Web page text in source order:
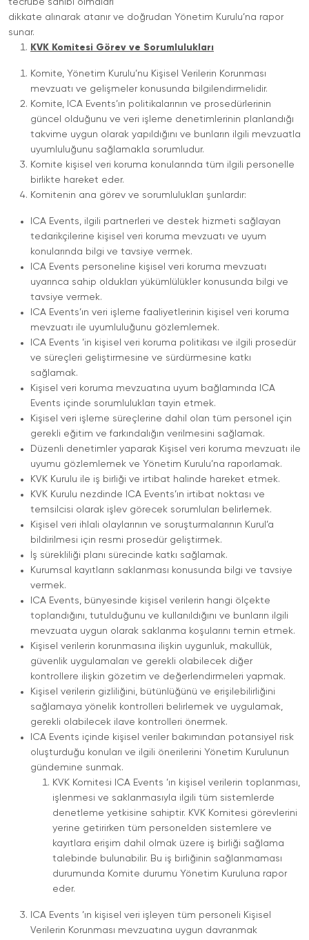
tecrübe sahibi olmaları
dikkate alınarak atanır ve doğrudan Yönetim Kurulu’na rapor
sunar.
KVK Komitesi Görev ve Sorumlulukları
Komite, Yönetim Kurulu’nu Kişisel Verilerin Korunması
mevzuatı ve gelişmeler konusunda bilgilendirmelidir.
Komite, ICA Events’ın politikalarının ve prosedürlerinin
güncel olduğunu ve veri işleme denetimlerinin planlandığı
takvime uygun olarak yapıldığını ve bunların ilgili mevzuatla
uyumluluğunu sağlamakla sorumludur.
Komite kişisel veri koruma konularında tüm ilgili personelle
birlikte hareket eder.
Komitenin ana görev ve sorumlulukları şunlardır:
ICA Events, ilgili partnerleri ve destek hizmeti sağlayan
tedarikçilerine kişisel veri koruma mevzuatı ve uyum
konularında bilgi ve tavsiye vermek.
ICA Events personeline kişisel veri koruma mevzuatı
uyarınca sahip oldukları yükümlülükler konusunda bilgi ve
tavsiye vermek.
ICA Events’ın veri işleme faaliyetlerinin kişisel veri koruma
mevzuatı ile uyumluluğunu gözlemlemek.
ICA Events ’in kişisel veri koruma politikası ve ilgili prosedür
ve süreçleri geliştirmesine ve sürdürmesine katkı
sağlamak.
Kişisel veri koruma mevzuatına uyum bağlamında ICA
Events içinde sorumlulukları tayin etmek.
Kişisel veri işleme süreçlerine dahil olan tüm personel için
gerekli eğitim ve farkındalığın verilmesini sağlamak.
Düzenli denetimler yaparak Kişisel veri koruma mevzuatı ile
uyumu gözlemlemek ve Yönetim Kurulu’na raporlamak.
KVK Kurulu ile iş birliği ve irtibat halinde hareket etmek.
KVK Kurulu nezdinde ICA Events’ın irtibat noktası ve
temsilcisi olarak işlev görecek sorumluları belirlemek.
Kişisel veri ihlali olaylarının ve soruşturmalarının Kurul’a
bildirilmesi için resmi prosedür geliştirmek.
İş sürekliliği planı sürecinde katkı sağlamak.
Kurumsal kayıtların saklanması konusunda bilgi ve tavsiye
vermek.
ICA Events, bünyesinde kişisel verilerin hangi ölçekte
toplandığını, tutulduğunu ve kullanıldığını ve bunların ilgili
mevzuata uygun olarak saklanma koşularını temin etmek.
Kişisel verilerin korunmasına ilişkin uygunluk, makullük,
güvenlik uygulamaları ve gerekli olabilecek diğer
kontrollere ilişkin gözetim ve değerlendirmeleri yapmak.
Kişisel verilerin gizliliğini, bütünlüğünü ve erişilebilirliğini
sağlamaya yönelik kontrolleri belirlemek ve uygulamak,
gerekli olabilecek ilave kontrolleri önermek.
ICA Events içinde kişisel veriler bakımından potansiyel risk
oluşturduğu konuları ve ilgili önerilerini Yönetim Kurulunun
gündemine sunmak.
KVK Komitesi ICA Events ’ın kişisel verilerin toplanması,
işlenmesi ve saklanmasıyla ilgili tüm sistemlerde
denetleme yetkisine sahiptir. KVK Komitesi görevlerini
yerine getirirken tüm personelden sistemlere ve
kayıtlara erişim dahil olmak üzere iş birliği sağlama
talebinde bulunabilir. Bu iş birliğinin sağlanmaması
durumunda Komite durumu Yönetim Kuruluna rapor
eder.
ICA Events ’ın kişisel veri işleyen tüm personeli Kişisel
Verilerin Korunması mevzuatına uygun davranmak